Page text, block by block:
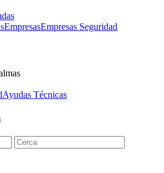
EmpresasEmpresas Seguridad
Ayudas Técnicas